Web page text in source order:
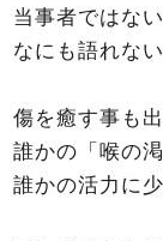
当事者ではな
なにも語れな
傷を癒す事も
誰かの「喉の
誰かの活力に